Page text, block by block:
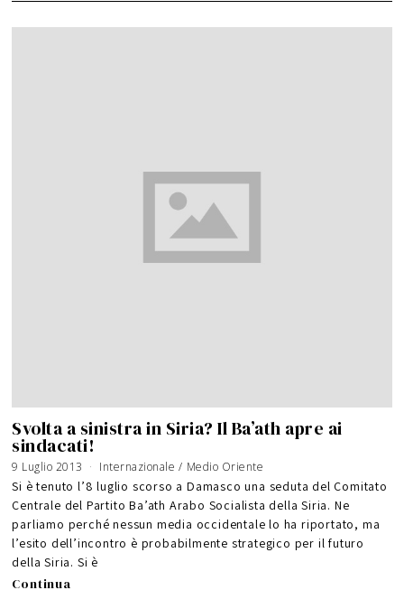
Svolta a sinistra in Siria? Il Ba’ath apre ai
sindacati!
9 Luglio 2013 Internazionale / Medio Oriente
Si è tenuto l’8 luglio scorso a Damasco una seduta del Comitato
Centrale del Partito Ba’ath Arabo Socialista della Siria. Ne
parliamo perché nessun media occidentale lo ha riportato, ma
l’esito dell’incontro è probabilmente strategico per il futuro
della Siria. Si è
Continua